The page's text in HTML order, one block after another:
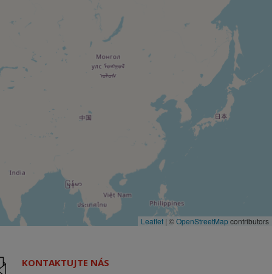
Leaflet | ©OpenStreetMapcontributors
KONTAKTUJTE NÁS